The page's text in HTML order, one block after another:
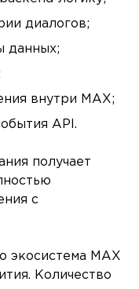
диалогов;
данных;
внутри MAX;
API.
получает
с
экосистема MAX
Количество